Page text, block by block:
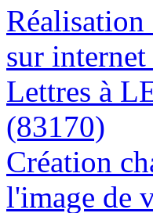
Réalisation
sur
Lettres à
(83170)
Création
l'image de